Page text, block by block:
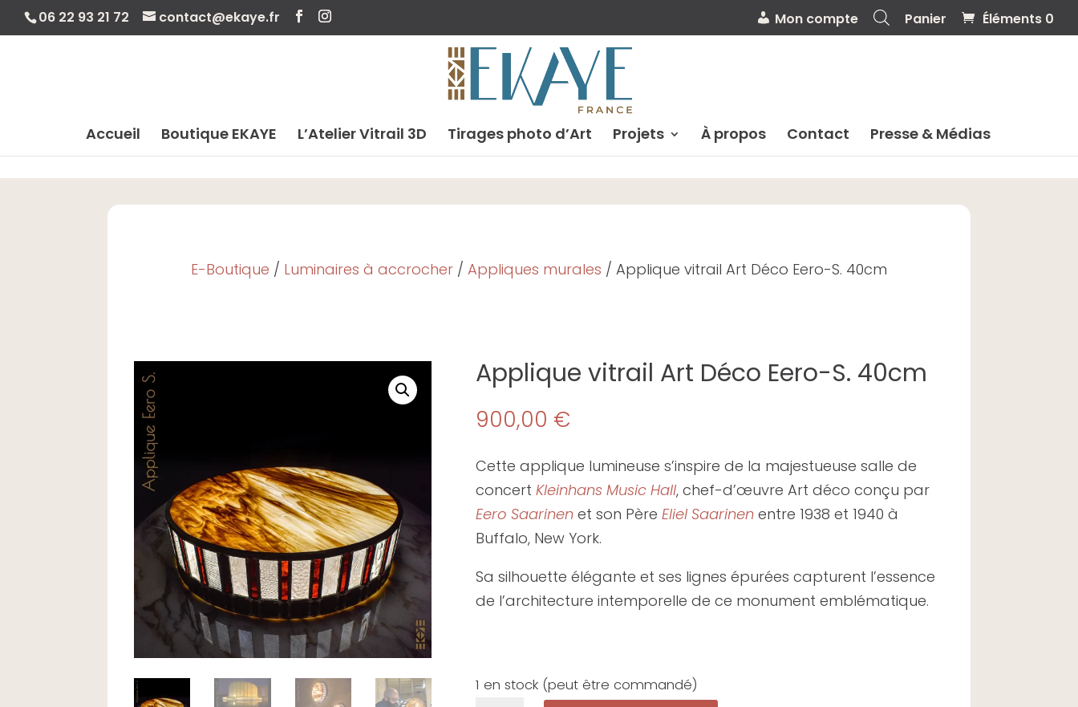
06 22 93 21 72 contact@ekaye.fr Mon compte Panier Éléments 0
Accueil Boutique EKAYE L’Atelier Vitrail 3D Tirages photo d’Art Projets À propos Contact Presse & Médias
E-Boutique / Luminaires à accrocher / Appliques murales / Applique vitrail Art Déco Eero-S. 40cm
Applique vitrail Art Déco Eero-S. 40cm
900,00 €
Cette applique lumineuse s’inspire de la majestueuse salle de
concertKleinhans Music Hall, chef-d’œuvre Art déco conçu par
Eero Saarinen et son PèreEliel Saarinenentre 1938 et 1940 à
Buffalo, New York.
Sa silhouette élégante et ses lignes épurées capturent l’essence
de l’architecture intemporelle de ce monument emblématique.
1 en stock (peut être commandé)